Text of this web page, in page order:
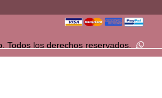
Todos los derechos reservados.